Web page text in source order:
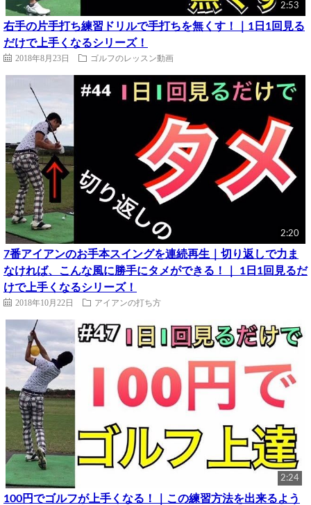
2:53
右手の片手打ち練習ドリルで手打ちを無くす！｜1日1回見る
だけで上手くなるシリーズ！
2018年8月23日 ゴルフのレッスン動画
2:20
7番アイアンのお手本スイングを連続再生｜切り返しで力ま
なければ、こんな風に勝手にタメができる！｜ 1日1回見るだ
けで上手くなるシリーズ！
2018年10月22日 アイアンの打ち方
2:24
100円でゴルフが上手くなる！｜この練習方法を出来るよう